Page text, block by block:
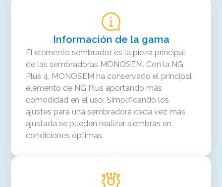
Información de la gama
El elemento sembrador es la pieza principal
de las sembradoras MONOSEM. Con la NG
Plus 4, MONOSEM ha conservado el principal
elemento de NG Plus aportando más
comodidad en el uso. Simplificando los
ajustes para una sembradora cada vez más
ajustada se pueden realizar siembras en
condiciones óptimas.